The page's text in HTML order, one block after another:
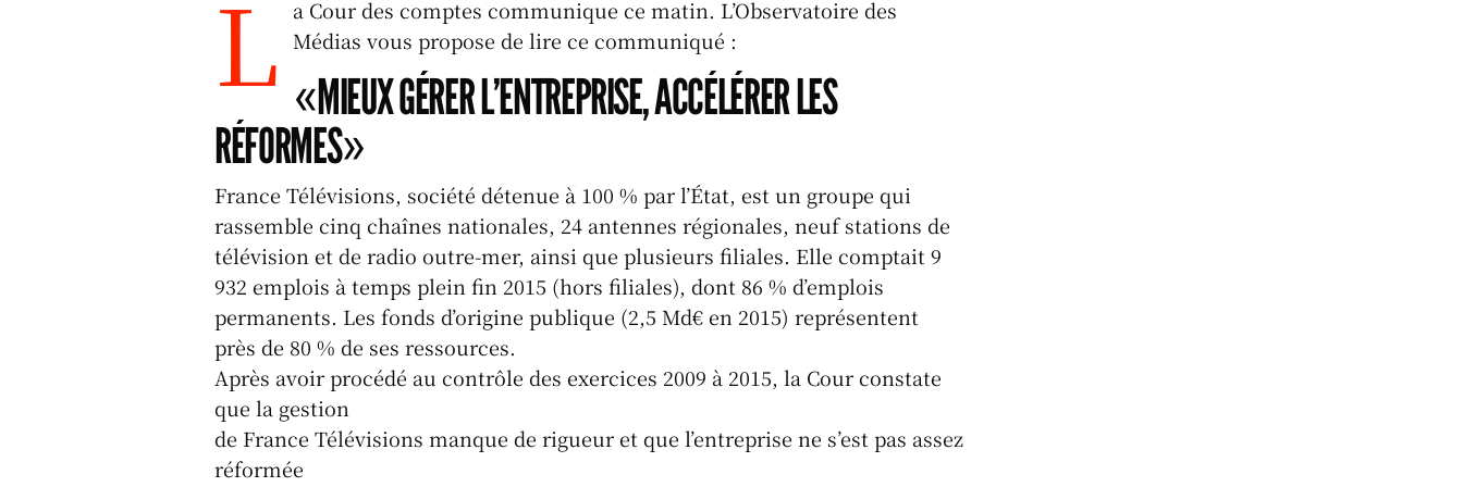
s
k
y
c
e
b
o
o
k
k
e
d
c
k
et
at
s
A
ai
l
L
a Cour des comptes communique ce matin. L’Observatoire des
Médias vous propose de lire ce communiqué :
«MIEUX GÉRER L’ENTREPRISE, ACCÉLÉRER LES
RÉFORMES»
France Télévisions, société détenue à 100 % par l’État, est un groupe qui
rassemble cinq chaînes nationales, 24 antennes régionales, neuf stations de
télévision et de radio outre-mer, ainsi que plusieurs filiales. Elle comptait 9
932 emplois à temps plein fin 2015 (hors filiales), dont 86 % d’emplois
permanents. Les fonds d’origine publique (2,5 Md€ en 2015) représentent
près de 80 % de ses ressources.
Après avoir procédé au contrôle des exercices 2009 à 2015, la Cour constate
que la gestion
de France Télévisions manque de rigueur et que l’entreprise ne s’est pas assez
réformée